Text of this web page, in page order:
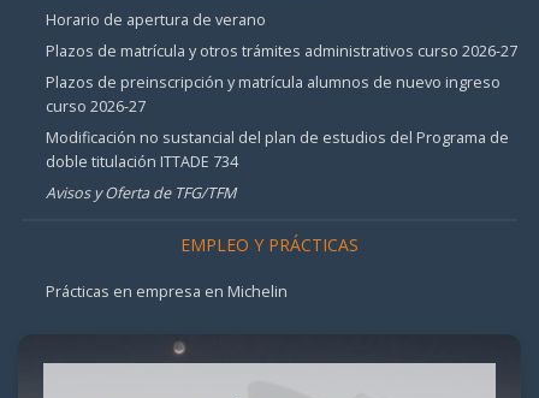
Horario de apertura de verano
Plazos de matrícula y otros trámites administrativos curso 2026-27
Plazos de preinscripción y matrícula alumnos de nuevo ingreso
curso 2026-27
Modificación no sustancial del plan de estudios del Programa de
doble titulación ITTADE 734
Avisos y Oferta de TFG/TFM
EMPLEO Y PRÁCTICAS
Prácticas en empresa en Michelin